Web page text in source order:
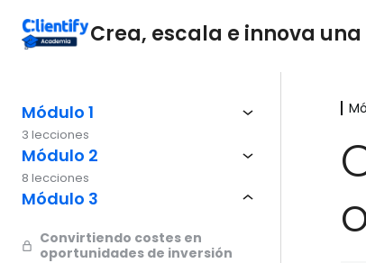
Crea, escala e innova
Módulo 1
3 lecciones
Módulo 2
8 lecciones
Módulo 3
Convirtiendo costes en
oportunidades de inversión